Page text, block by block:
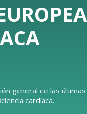
general de las últimas
cardíaca.